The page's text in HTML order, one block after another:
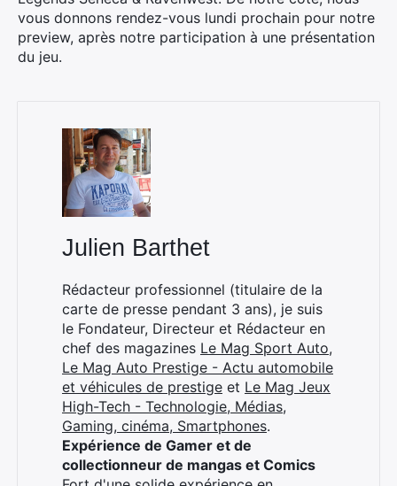
vous donnons rendez-vous lundi prochain pour notre
preview, après notre participation à une présentation
du jeu.
Julien Barthet
Rédacteur professionnel (titulaire de la
carte de presse pendant 3 ans), je suis
le Fondateur, Directeur et Rédacteur en
chef des magazines Le Mag Sport Auto,
Le Mag Auto Prestige - Actu automobile
et véhicules de prestige et Le Mag Jeux
High-Tech - Technologie, Médias,
Gaming, cinéma, Smartphones.
Expérience de Gamer et de
collectionneur de mangas et Comics